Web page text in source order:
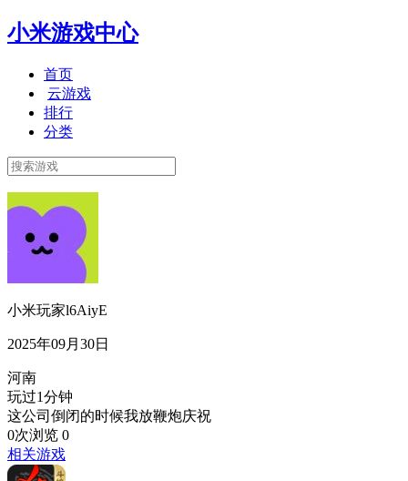
小米游戏中心
首页
云游戏
排行
分类
小米玩家l6AiyE
2025年09月30日
河南
玩过1分钟
这公司倒闭的时候我放鞭炮庆祝
0次浏览 0
相关游戏